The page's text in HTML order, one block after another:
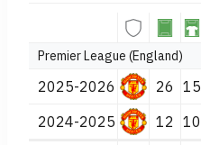
Premier League (England)
2025-2026 26 15
2024-2025
12 10